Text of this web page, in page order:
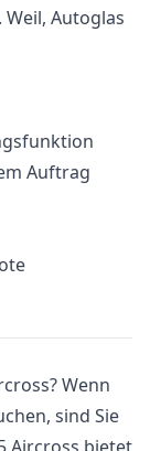
Autoglas
Auftrag
Wenn
sind Sie